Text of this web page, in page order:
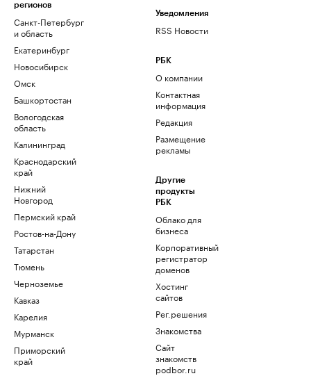
регионов
Санкт-Петербург
и область
Екатеринбург
Новосибирск
Омск
Башкортостан
Вологодская
область
Калининград
Краснодарский
край
Нижний
Новгород
Пермский край
Ростов-на-Дону
Татарстан
Тюмень
Черноземье
Кавказ
Карелия
Мурманск
Приморский
край
Уведомления
RSS Новости
РБК
О компании
Контактная
информация
Редакция
Размещение
рекламы
Другие
продукты
РБК
Облако для
бизнеса
Корпоративный
регистратор
доменов
Хостинг
сайтов
Рег.решения
Знакомства
Сайт
знакомств
podbor.ru